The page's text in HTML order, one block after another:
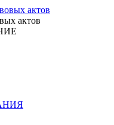
актов